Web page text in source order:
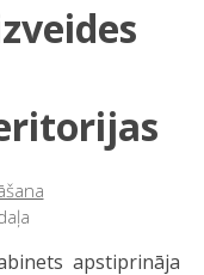
apstiprināja